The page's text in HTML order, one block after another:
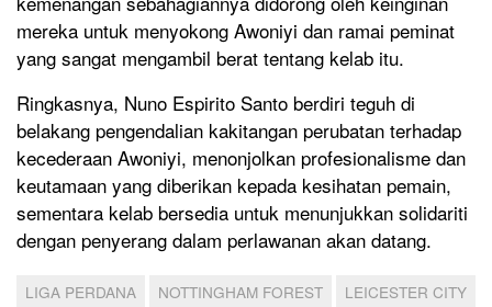
mereka untuk menyokong Awoniyi dan ramai peminat
yang sangat mengambil berat tentang kelab itu.
Ringkasnya, Nuno Espirito Santo berdiri teguh di
belakang pengendalian kakitangan perubatan terhadap
kecederaan Awoniyi, menonjolkan profesionalisme dan
keutamaan yang diberikan kepada kesihatan pemain,
sementara kelab bersedia untuk menunjukkan solidariti
dengan penyerang dalam perlawanan akan datang.
LIGA PERDANA NOTTINGHAM FOREST
LEICESTER CITY